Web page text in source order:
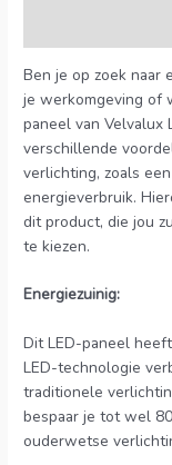
Ben je op zoek naar
je werkomgeving of
paneel van Velvalux
verschillende
verlichting, zoals
energieverbruik.
dit product, die jou
te kiezen.
Energiezuinig:
Dit LED-paneel
LED-technologie
traditionele
bespaar je tot wel
ouderwetse